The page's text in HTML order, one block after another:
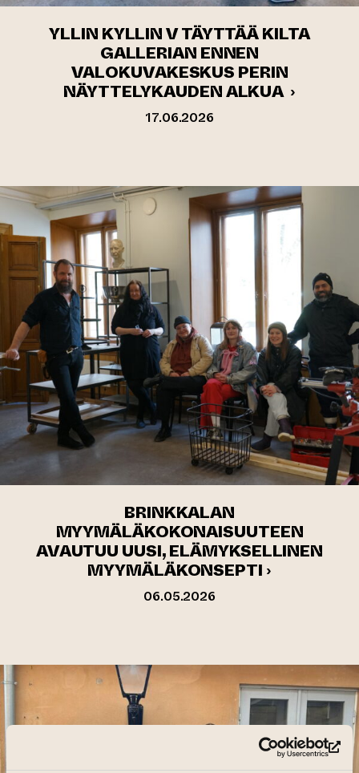
YLLIN KYLLIN V TÄYTTÄÄ KILTA
GALLERIAN ENNEN
VALOKUVAKESKUS PERIN
NÄYTTELYKAUDEN ALKUA ›
17.06.2026
BRINKKALAN
MYYMÄLÄKOKONAISUUTEEN
AVAUTUU UUSI, ELÄMYKSELLINEN
MYYMÄLÄKONSEPTI ›
06.05.2026